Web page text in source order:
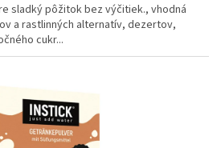
sladký pôžitok bez výčitiek., vhodná
a rastlinných alternatív, dezertov,
cukr...